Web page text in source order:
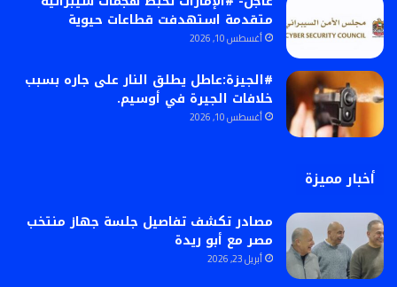
متقدمة استهدفت قطاعات حيوية
أغسطس 10, 2026
#الجيزة:عاطل يطلق النار على جاره بسبب
خلافات الجيرة في أوسيم.
أغسطس 10, 2026
أخبار مميزة
مصادر تكشف تفاصيل جلسة جهاز منتخب
مصر مع أبو ريدة
أبريل 23, 2026